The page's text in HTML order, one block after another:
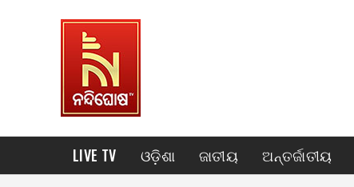
LIVE TV ଓଡ଼ିଶା ଜାତୀୟ ଅନ୍ତର୍ଜାତୀୟ